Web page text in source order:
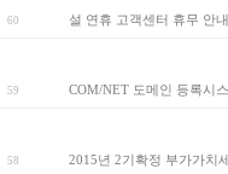
60 설 연휴 고객센터 휴무 안
59 COM/NET 도메인 등록시
58 2015년 2기확정 부가가치